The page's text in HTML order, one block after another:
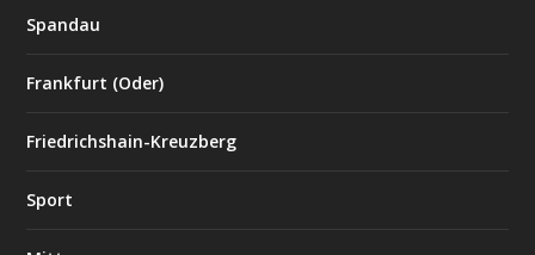
Spandau
Frankfurt (Oder)
Friedrichshain-Kreuzberg
Sport